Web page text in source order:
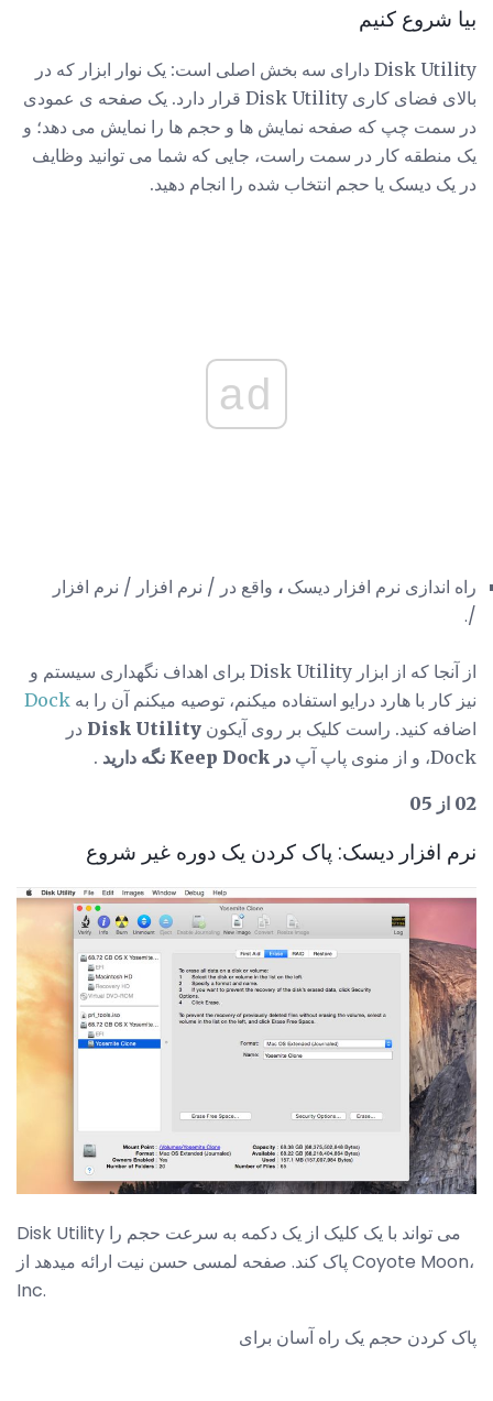
بیا شروع کنیم
Disk Utility دارای سه بخش اصلی است: یک نوار ابزار که در
بالای فضای کاری Disk Utility قرار دارد. یک صفحه ی عمودی
در سمت چپ که صفحه نمایش ها و حجم ها را نمایش می دهد؛ و
یک منطقه کار در سمت راست، جایی که شما می توانید وظایف
در یک دیسک یا حجم انتخاب شده را انجام دهید.
ad
راه اندازی نرم افزار دیسک ، واقع در / نرم افزار / نرم افزار
/.
از آنجا که از ابزار Disk Utility برای اهداف نگهداری سیستم و
نیز کار با هارد درایو استفاده میکنم، توصیه میکنم آن را به Dock
اضافه کنید. راست کلیک بر روی آیکون Disk Utility در
Dock، و از منوی پاپ آپ
در Keep Dock نگه دارید .
02 از 05
نرم افزار دیسک: پاک کردن یک دوره غیر شروع
Disk Utility می تواند با یک کلیک از یک دکمه به سرعت حجم را
پاک کند. صفحه لمسی حسن نیت ارائه میدهد از Coyote Moon،
Inc.
پاک کردن حجم یک راه آسان برای